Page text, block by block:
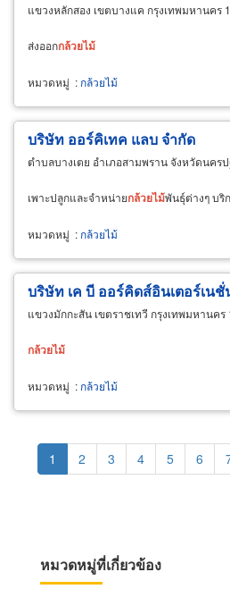
แขวงหลักสอง เขตบางแค กรุงเทพมหานคร
ส่งออกกล้วยไม้
หมวดหมู่ : กล้วยไม้
บริษัท ออร์คิเทค แลบ จำกัด
ตำบลบางเตย อำเภอสามพราน จังหวัดนคร
เพาะปลูกและจำหน่ายกล้วยไม้พันธุ์ต่างๆ บริก
หมวดหมู่ : กล้วยไม้
บริษัท เค บี ออร์คิดส์อินเตอร์เน
แขวงมักกะสัน เขตราชเทวี กรุงเทพมหานคร
กล้วยไม้
หมวดหมู่ : กล้วยไม้
Pagination
Current
page
1 Page
2 Page
3 Page
4 Page
5 Page
6
หมวดหมู่ที่เกี่ยวข้อง